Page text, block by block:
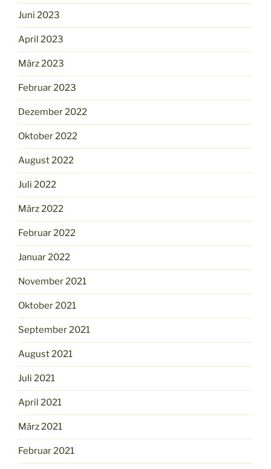
Juni 2023
April 2023
März 2023
Februar 2023
Dezember 2022
Oktober 2022
August 2022
Juli 2022
März 2022
Februar 2022
Januar 2022
November 2021
Oktober 2021
September 2021
August 2021
Juli 2021
April 2021
März 2021
Februar 2021